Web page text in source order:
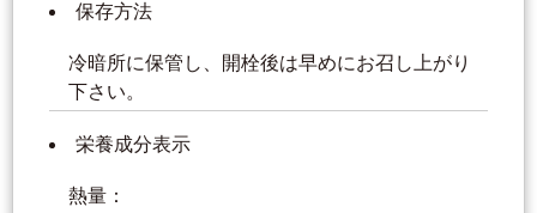
保存方法
冷暗所に保管し、開栓後は早めにお召し上がり
下さい。
栄養成分表示
熱量：